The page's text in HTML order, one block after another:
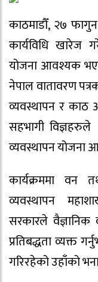
काठमाडौँ, २७
कार्यविधि खारेज
योजना आवश्यक
नेपाल वातावरण
व्यवस्थापन र काठ
सहभागी
व्यवस्थापन योजना
कार्यक्रममा वन
व्यवस्थापन
सरकारले वैज्ञानिक
प्रतिबद्धता व्यक्त
गरिरहेको उहाँको